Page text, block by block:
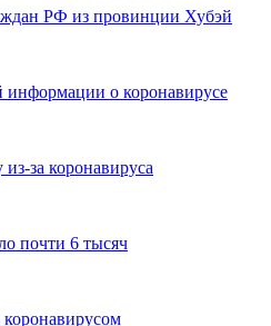
РФ из провинции Хубэй
информации о коронавирусе
за коронавируса
почти 6 тысяч